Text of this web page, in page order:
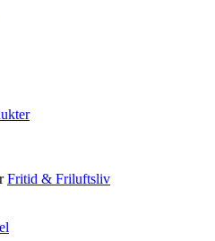
Fritid & Friluftsliv